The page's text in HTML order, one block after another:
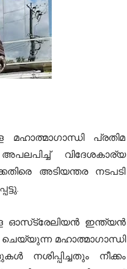
പ്രതിമ
അപലപിച്ച് വിദേശകാര്യ
അടിയന്തര നടപടി
ഓസ്‌ട്രേലിയൻ ഇന്ത്യൻ
ചെയ്യുന്ന മഹാത്മാഗാന്ധി
നീക്കം